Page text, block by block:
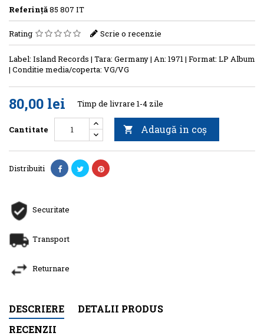
Referinţă85 807 IT
Rating Scrie o recenzie
Label: Island Records | Tara: Germany | An: 1971 | Format: LP Album
| Conditie media/coperta: VG/VG
80,00 lei Timp de livrare 1-4 zile
Cantitate  Adaugă in coş
Distribuiti
Securitate
Transport
Returnare
DESCRIERE
DETALII PRODUS
RECENZII